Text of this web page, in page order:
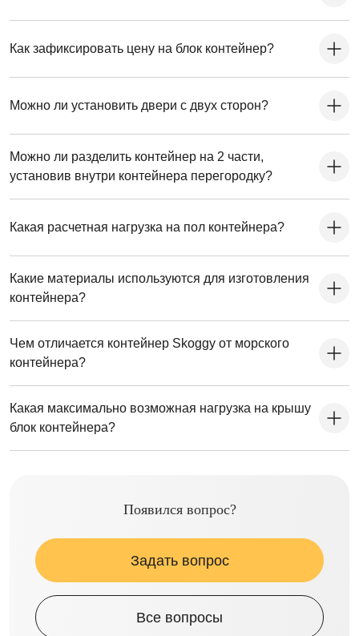
Как зафиксировать цену на блок контейнер?
Можно ли установить двери с двух сторон?
Можно ли разделить контейнер на 2 части,
установив внутри контейнера перегородку?
Какая расчетная нагрузка на пол контейнера?
Какие материалы используются для изготовления
контейнера?
Чем отличается контейнер Skoggy от морского
контейнера?
Какая максимально возможная нагрузка на крышу
блок контейнера?
Появился вопрос?
Задать вопрос
Все вопросы